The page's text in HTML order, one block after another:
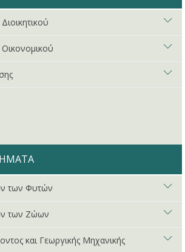
- Λοιπά
Τιμολογίων
Διοίκησης
των Φυτών
Φυτικής Παραγωγής
των Ζώων
και Γεωργικής Μηχανικής